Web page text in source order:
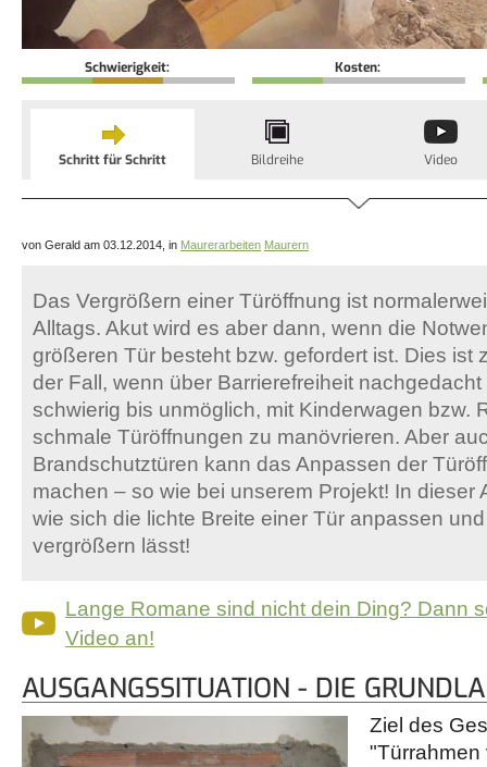
Schwierigkeit: Kosten:
Schritt für Schritt Bildreihe Video
von Gerald am 03.12.2014, in Maurerarbeiten Maurern
Das Vergrößern einer Türöffnung ist
Alltags. Akut wird es aber dann, wenn die
größeren Tür besteht bzw. gefordert ist. Dies ist
der Fall, wenn über Barrierefreiheit
schwierig bis unmöglich, mit Kinderwagen bzw.
schmale Türöffnungen zu manövrieren. Aber
Brandschutztüren kann das Anpassen der
machen – so wie bei unserem Projekt! In dieser
wie sich die lichte Breite einer Tür anpassen
vergrößern lässt!
Lange Romane sind nicht dein Ding? Dann
Video an!
AUSGANGSSITUATION - DIE
Ziel des
"Türrahmen